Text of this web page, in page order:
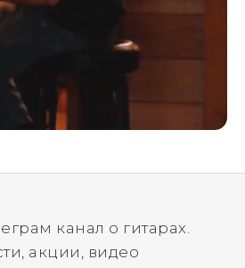
канал о гитарах.
акции, видео